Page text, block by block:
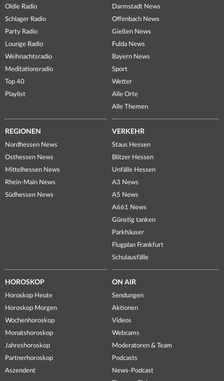
Oldie Radio
Schlager Radio
Party Radio
Lounge Radio
Weihnachtsradio
Meditationsradio
Top 40
Playlist
Darmstadt News
Offenbach News
Gießen News
Fulda News
Bayern News
Sport
Wetter
Alle Orte
Alle Themen
REGIONEN
Nordhessen News
Osthessen News
Mittelhessen News
Rhein-Main News
Südhessen News
VERKEHR
Staus Hessen
Blitzer Hessen
Unfälle Hessen
A3 News
A5 News
A661 News
Günstig tanken
Parkhäuser
Flugplan Frankfurt
Schulausfälle
HOROSKOP
Horoskop Heute
Horoskop Morgen
Wochenhoroskop
Monatshoroskop
Jahreshoroskop
Partnerhoroskop
Aszendent
ON AIR
Sendungen
Aktionen
Videos
Webcams
Moderatoren & Team
Podcasts
News-Podcast